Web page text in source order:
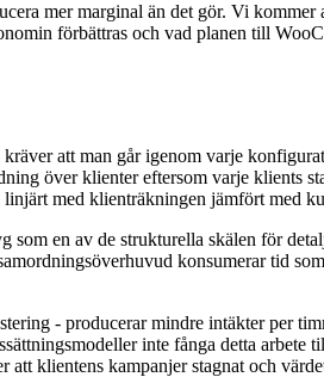
mer marginal än det gör. Vi
förbättras och vad planen till
att man går igenom varje
över klienter eftersom varje klients
med klienträkningen jämfört med
en av de strukturella skälen för
konsumerar tid
- producerar mindre intäkter per
inte fånga detta arbete
klientens kampanjer stagnat och